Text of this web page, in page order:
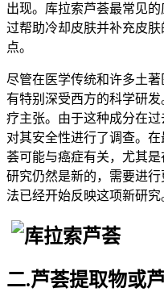
出现。库拉索芦荟最常见
过帮助冷却皮肤并补充皮
点。
尽管在医学传统和许多土
有特别深受西方的科学研
疗主张。由于这种成分在
对其安全性进行了调查。
荟可能与癌症有关，尤其
研究仍然是新的，需要进
法已经开始反映这项新研究
二.芦荟提取物或